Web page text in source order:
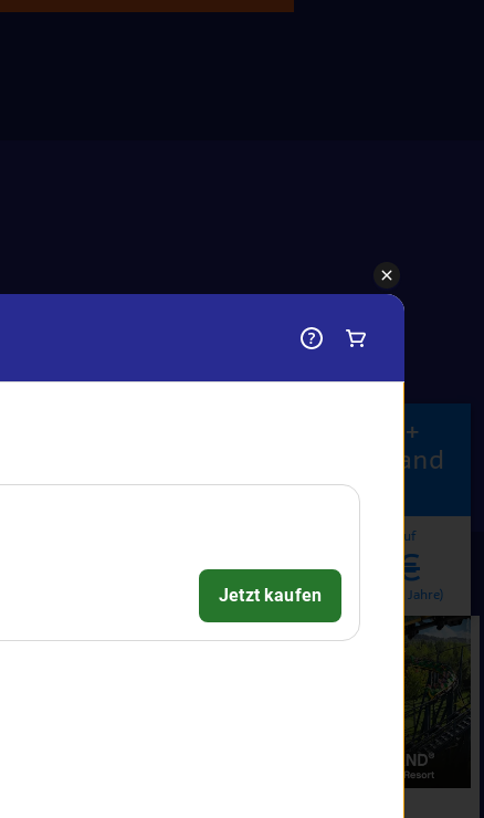
SEA LIFE München +
LEGOLAND Deutschland
Resort
64€
pro Erw. (15+ Jahre)
Einzelkauf
89€
pro Erw. (15+ Jahre)